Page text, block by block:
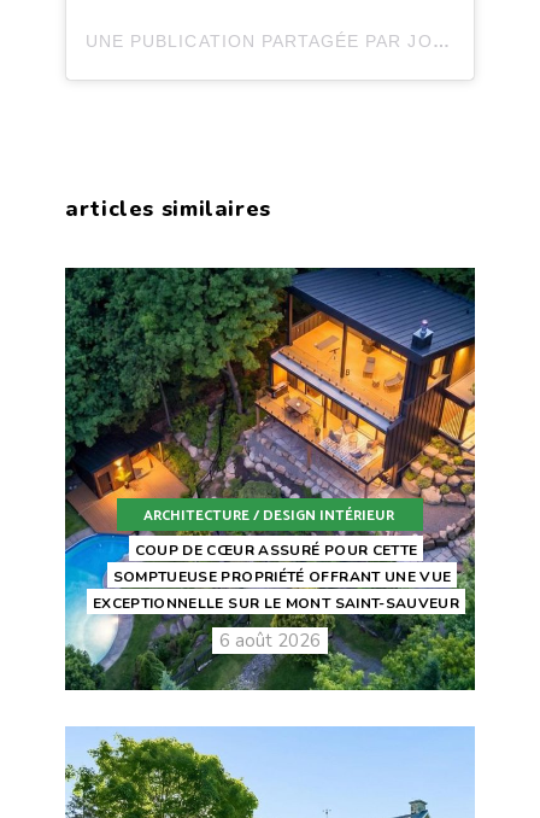
UNE PUBLICATION PARTAGÉE PAR JOLI JOLI DESIGN (@JOLIJOLIDESIGN)
articles similaires
ARCHITECTURE / DESIGN INTÉRIEUR
COUP DE CŒUR ASSURÉ POUR CETTE
SOMPTUEUSE PROPRIÉTÉ OFFRANT UNE VUE
EXCEPTIONNELLE SUR LE MONT SAINT-SAUVEUR
6 août 2026